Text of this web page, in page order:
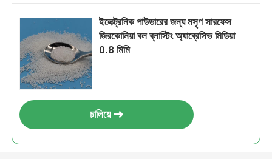
ইলেক্ট্রনিক পাউডারের জন্য মসৃণ সারফেস
জিরকোনিয়া বল ব্লাস্টিং অ্যাব্রেসিভ মিডিয়া
0.8 মিমি
চালিয়ে